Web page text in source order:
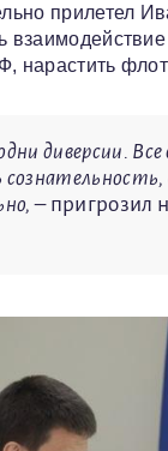
прилетел
нарастить
диверсии.
– пригрозил